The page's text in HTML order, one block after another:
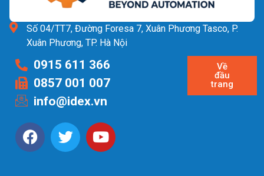
Số 04/TT7, Đường Foresa 7, Xuân Phương Tasco, P.
Xuân Phương, TP. Hà Nội
0915 611 366
0857 001 007
info@idex.vn
Về
đầu
trang